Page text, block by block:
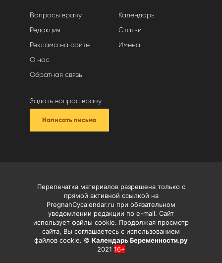
Вопросы врачу
Редакция
Реклама на сайте
О нас
Обратная связь
Календарь
Статьи
Имена
Задать вопрос врачу
Написать письмо
Перепечатка материалов разрешена только с
прямой активной ссылкой на
PregnanCycalendar.ru при обязательном
уведомлении редакции по e-mail. Сайт
использует файлы cookie. Продолжая просмотр
сайта, Вы соглашаетесь с использованием
файлов cookie. © Календарь Беременности.ру
2021 16+